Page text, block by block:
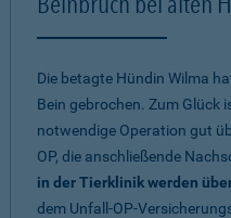
Die betagte Hündin Wilma
Bein gebrochen. Zum Glück
notwendige Operation gut
OP, die anschließende
in der Tierklinik werden
dem Unfall-OP-